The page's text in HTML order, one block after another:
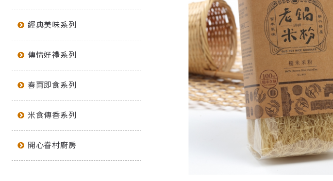
經典美味系列
傳情好禮系列
春雨即食系列
米食傳香系列
開心眷村廚房